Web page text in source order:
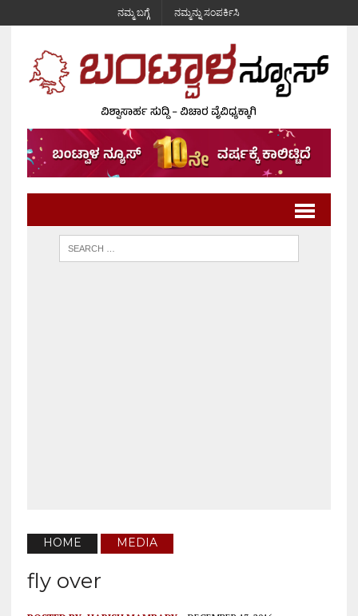
ನಮ್ಮ ಬಗ್ಗೆ ನಮ್ಮನ್ನು ಸಂಪರ್ಕಿಸಿ
HOME MEDIA
fly over